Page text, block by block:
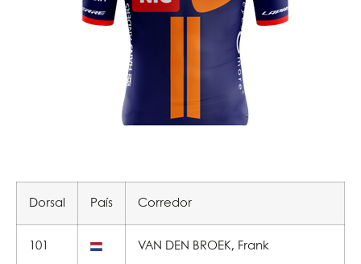
Dorsal País Corredor
101 VAN DEN BROEK, Frank